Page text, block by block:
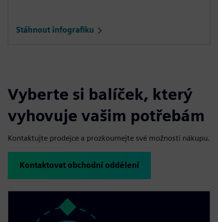
Stáhnout infografiku
Vyberte si balíček, který
vyhovuje vašim potřebám
Kontaktujte prodejce a prozkoumejte své možnosti nákupu.
Kontaktovat obchodní oddělení